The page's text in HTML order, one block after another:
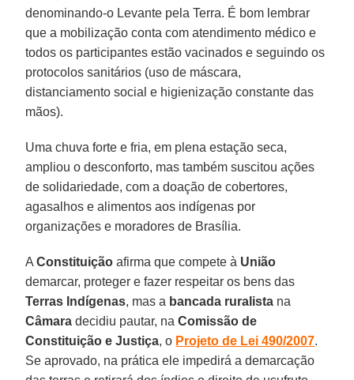
denominando-o Levante pela Terra. É bom lembrar
que a mobilização conta com atendimento médico e
todos os participantes estão vacinados e seguindo os
protocolos sanitários (uso de máscara,
distanciamento social e higienização constante das
mãos).
Uma chuva forte e fria, em plena estação seca,
ampliou o desconforto, mas também suscitou ações
de solidariedade, com a doação de cobertores,
agasalhos e alimentos aos indígenas por
organizações e moradores de Brasília.
AConstituição afirma que compete à União
demarcar, proteger e fazer respeitar os bens das
Terras Indígenas, mas a bancada ruralista na
Câmara decidiu pautar, naComissão de
Constituição e Justiça, o Projeto de Lei 490/2007.
Se aprovado, na prática ele impedirá a demarcação